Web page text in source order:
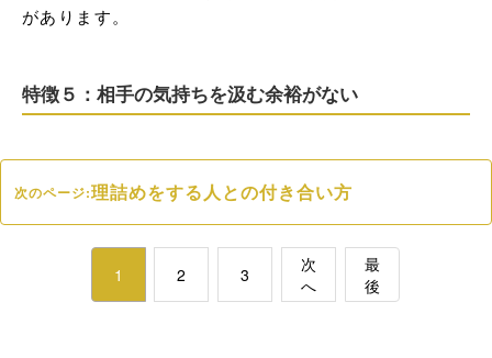
があります。
特徴５：相手の気持ちを汲む余裕がない
次のページ:理詰めをする人との付き合い方
1 2 3
次
へ
最
後